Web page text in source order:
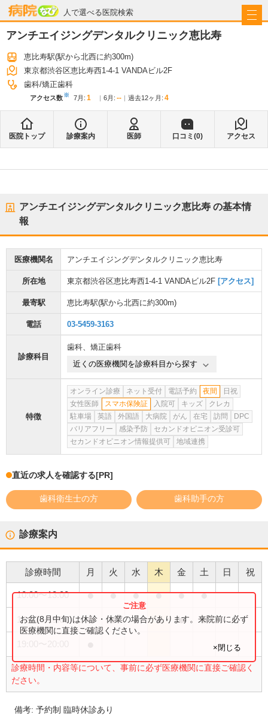
人で選べる医院検索
病院なび
アンチエイジングデンタルクリニック恵比寿
恵比寿駅(駅から北西に約300m)
東京都渋谷区恵比寿西1-4-1 VANDAビル2F
歯科 矯正歯科
アクセス数※ 7月 : 1 6月 : -- 過去12ヶ月: 4
医院トップ 診療案内 医師 口コミ(0) アクセス
アンチエイジングデンタルクリニック恵比寿 の基本情
報
医療機関名 アンチエイジングデンタルクリニック恵比寿
所在地 東京都渋谷区恵比寿西1-4-1 VANDAビル2F [アクセス]
最寄駅 恵比寿駅(駅から北西に約300m)
電話 03-5459-3163
診療科目
歯科、 矯正歯科
近くの医療機関を診療科目から探す
特徴
オンライン診療 ネット受付 電話予約 夜間
日祝
女性医師
スマホ保険証 入院可 キッズ
クレカ
駐車場
英語 外国語 大病院 がん 在宅 訪問
DPC
バリアフリー
感染予防
セカンドオピニオン受診可
セカンドオピニオン情報提供可
地域連携
直近の求人を確認する[PR]
歯科衛生士の方 歯科助手の方
診療案内
診療時間 月 火 水 木 金 土 日 祝
10:00〜13:00 ● ● ● ● ● ●
14:30〜19:00 ● ● ● ● ● ●
診療時間・内容等について、事前に必ず医療機関に直接ご確認く
ださい。
お盆(8月中旬)は休診・休業の場合があります。来院前に必ず
医療機関に直接ご確認ください。
×閉じる
備考:予約制 臨時休診あり